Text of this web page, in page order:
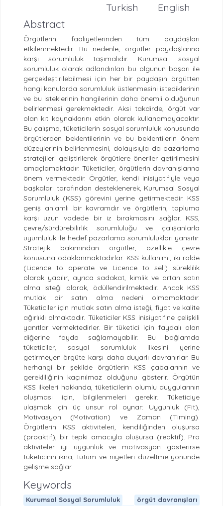
English
Turkish
Abstract
Örgütlerin faaliyetlerinden tüm paydaşları
etkilenmektedir. Bu nedenle, örgütler paydaşlarına
karşı sorumluluk taşımalıdır. Kurumsal sosyal
sorumluluk olarak adlandırılan bu olgunun başarı ile
gerçekleştirilebilmesi için her bir paydaşın örgütten
hangi konularda sorumluluk üstlenmesini istediklerinin
ve bu isteklerinin hangilerinin daha önemli olduğunun
belirlenmesi gerekmektedir. Aksi takdirde, örgüt var
olan kıt kaynaklarını etkin olarak kullanamayacaktır.
Bu çalışma, tüketicilerin sosyal sorumluluk konusunda
örgütlerden beklentilerinin ve bu beklentilerin önem
düzeylerinin belirlenmesini, dolayısıyla da pazarlama
stratejileri geliştirilerek örgütlere öneriler getirilmesini
amaçlamaktadır. Tüketiciler, örgütlerin davranışlarına
önem vermektedir. Örgütler, kendi inisiyatifiyle veya
başkaları tarafından desteklenerek, Kurumsal Sosyal
Sorumluluk (KSS) görevini yerine getirmektedir. KSS
geniş anlamlı bir kavramdır ve örgütlerin, topluma
karşı uzun vadede bir iz bırakmasını sağlar. KSS,
çevre/sürdürebilirlik sorumluluğu ve çalışanlarla
uyumluluk ile hedef pazarlama sorumlulukları yansıtır.
Stratejik bakımından örgütler, özellikle çevre
konusuna odaklanmaktadırlar. KSS kullanımı, iki rolde
(Licence to operate ve Licence to sell) süreklilik
olarak yapılır, ayrıca sadakat, kimlik ve artan satın
alma isteği olarak, ödüllendirilmektedir. Ancak KSS
mutlak bir satın alma nedeni olmamaktadır.
Tüketiciler için mutlak satın alma isteği, fiyat ve kalite
ağırlıklı olmaktadır. Tüketiciler KSS inisiyatifine çelişkili
yanıtlar vermektedirler. Bir tüketici için faydalı olan
diğerine fayda sağlamayabilir. Bu bağlamda
tüketiciler, sosyal sorumluluk ilkesini yerine
getirmeyen örgüte karşı daha duyarlı davranırlar. Bu
herhangi bir şekilde örgütlerin KSS çabalarının ve
gerekliliğinin kaçınılmaz olduğunu gösterir. Örgütün
KSS ilkeleri hakkında, tüketicilerin olumlu duygularının
oluşması için, bilgilenmeleri gerekir. Tüketiciye
ulaşmak için üç unsur rol oynar: Uygunluk (Fit),
Motivasyon (Motivation) ve Zaman (Timing).
Örgütlerin KSS aktiviteleri, kendiliğinden oluşursa
(proaktif), bir tepki amacıyla oluşursa (reaktif). Pro
aktiviteler iyi uygunluk ve motivasyon gösterirse
tüketicinin ikna, tutum ve niyetleri düzeltme yönünde
gelişme sağlar.
Keywords
Kurumsal Sosyal Sorumluluk
örgüt davranışları